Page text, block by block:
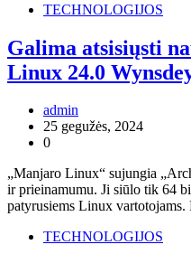
TECHNOLOGIJOS
Galima atsisiųsti
Linux 24.0
admin
25 gegužės, 2024
0
„Manjaro Linux“ sujungia
ir prieinamumu. Ji siūlo tik 64
patyrusiems Linux
TECHNOLOGIJOS